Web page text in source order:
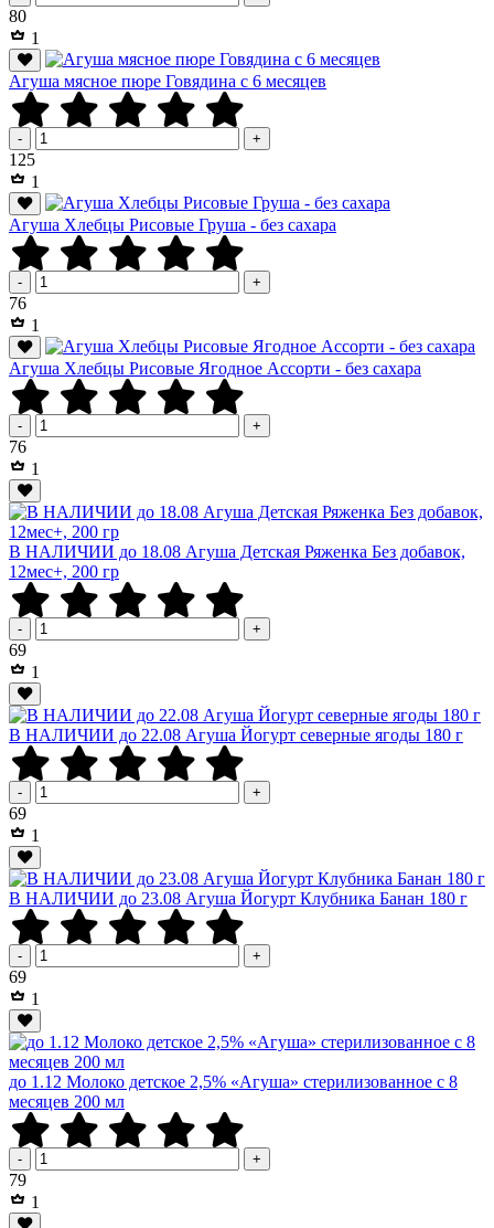
80Р
1
Агуша мясное пюре Говядина с 6 месяцев
- +
125Р
1
Агуша Хлебцы Рисовые Груша - без сахара
- +
76Р
1
Агуша Хлебцы Рисовые Ягодное Ассорти - без сахара
- +
76Р
1
В НАЛИЧИИ до 18.08 Агуша Детская Ряженка Без добавок,
12мес+, 200 гр
- +
69Р
1
В НАЛИЧИИ до 22.08 Агуша Йогурт северные ягоды 180 г
- +
69Р
1
В НАЛИЧИИ до 23.08 Агуша Йогурт Клубника Банан 180 г
- +
69Р
1
до 1.12 Молоко детское 2,5% «Агуша» стерилизованное с 8
месяцев 200 мл
- +
79Р
1